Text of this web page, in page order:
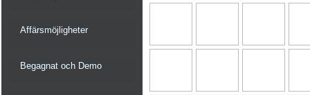
Affärsmöjligheter
Begagnat och Demo